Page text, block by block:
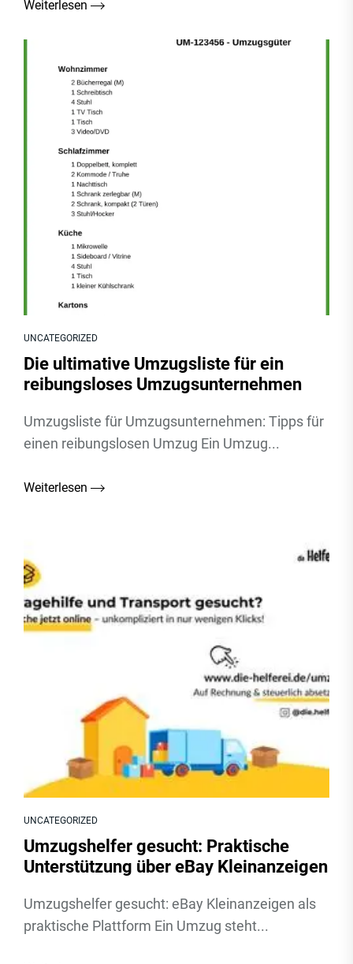
Weiterlesen
UNCATEGORIZED
Die ultimative Umzugsliste für ein
reibungsloses Umzugsunternehmen
Umzugsliste für Umzugsunternehmen: Tipps für
einen reibungslosen Umzug Ein Umzug...
Weiterlesen
UNCATEGORIZED
Umzugshelfer gesucht: Praktische
Unterstützung über eBay Kleinanzeigen
Umzugshelfer gesucht: eBay Kleinanzeigen als
praktische Plattform Ein Umzug steht...